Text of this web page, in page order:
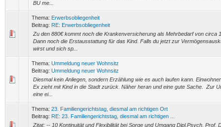
BU me...
Thema: Erwerbsobliegenheit
Beitrag: RE: Erwerbsobliegenheit
Zu den 880€ kommt noch die Krankenversicherung als Mehrbedarf von circa
Dann noch die Erstausstattung für das Kind. Falls du jetzt zur
wirst und sich sp...
Thema: Ummeldung neuer Wohnsitz
Beitrag: Ummeldung neuer Wohnsitz
Diesmal kein Anliegen, sondern Erzählung wie es auch laufen kann.
Ex zieht mit Kind in die Stadt zurück. Näher heran und eine gute Sache. Zur
eine ei...
Thema: 23. Familiengerichtstag, diesmal am richtigen Ort
Beitrag: RE: 23. Familiengerichtstag, diesmal am richtigen ...
Zitat: -- 10 Kontinuität und Flexibilität bei Sorge und Umgang Dipl.Psych. Prof.